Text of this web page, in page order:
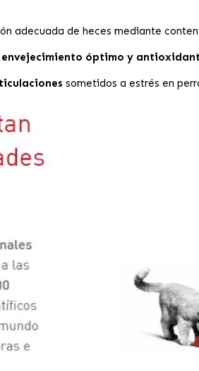
adecuada de heces mediante
envejecimiento óptimo y
sometidos a estrés en